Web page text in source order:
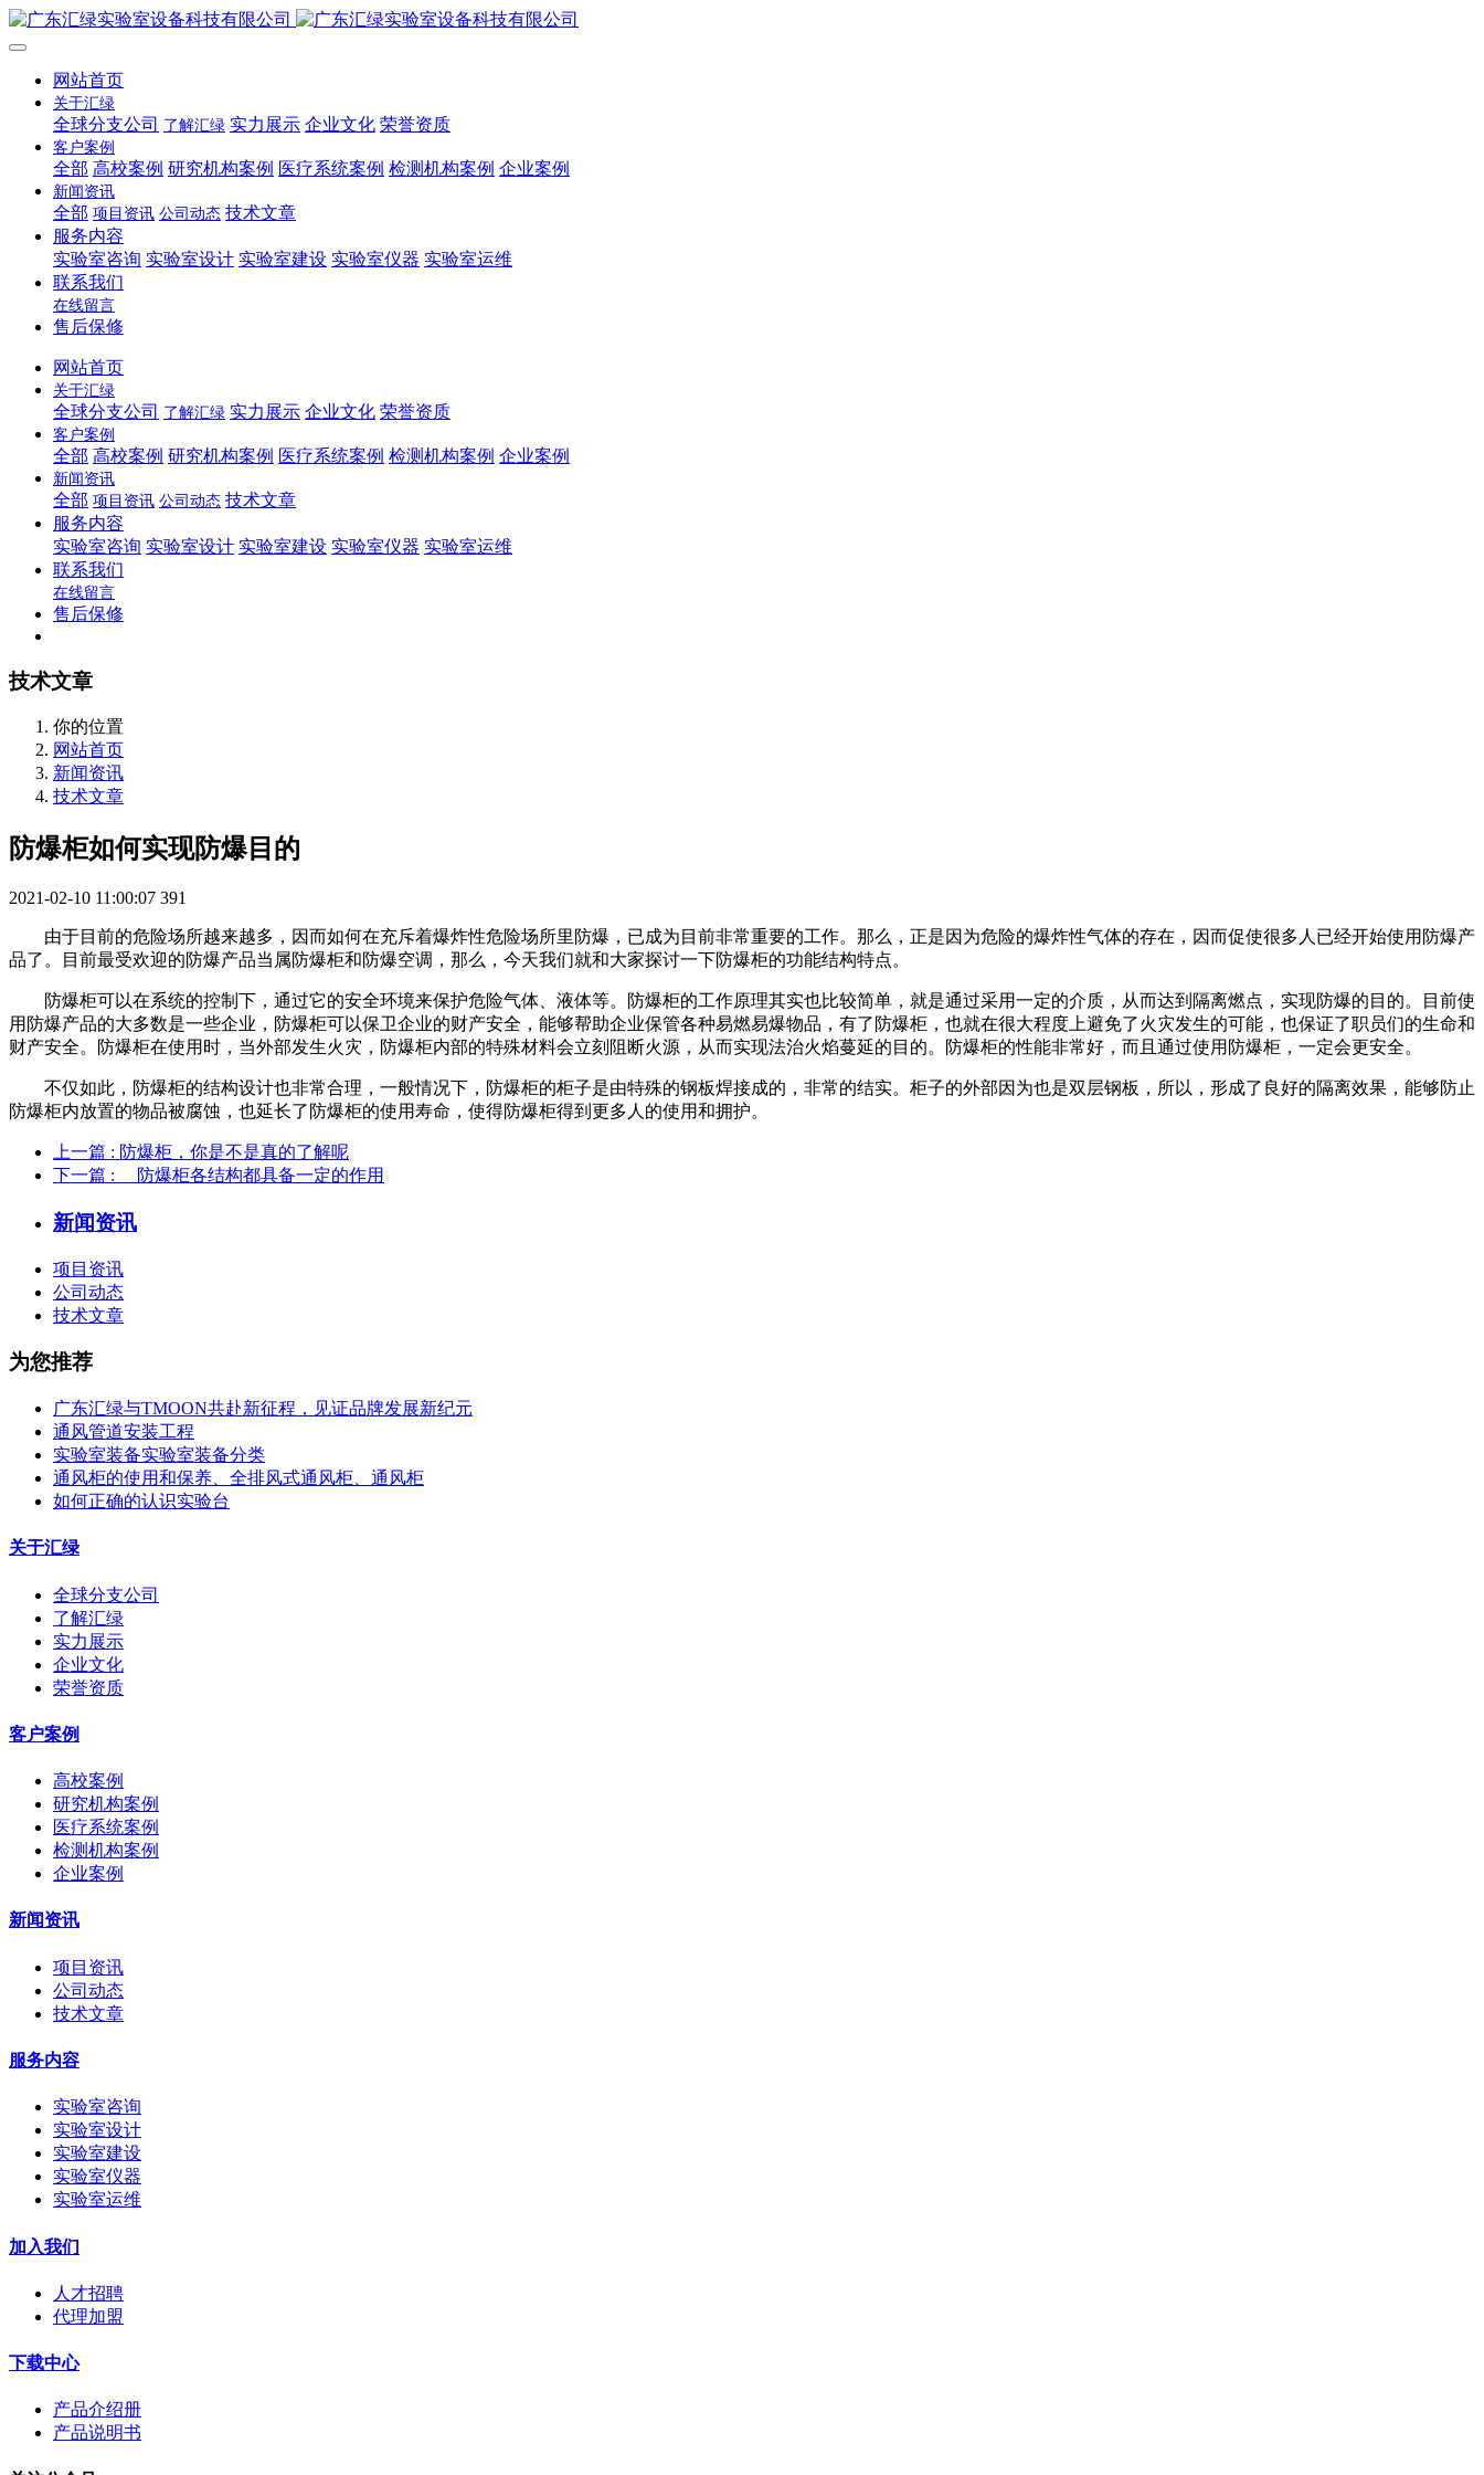
网站首页
关于汇绿
全球分支公司 了解汇绿 实力展示 企业文化 荣誉资质
客户案例
全部 高校案例 研究机构案例 医疗系统案例 检测机构案例 企业案例
新闻资讯
全部 项目资讯 公司动态 技术文章
服务内容
实验室咨询 实验室设计 实验室建设 实验室仪器 实验室运维
联系我们
在线留言
售后保修
网站首页
关于汇绿
全球分支公司 了解汇绿 实力展示 企业文化 荣誉资质
客户案例
全部 高校案例 研究机构案例 医疗系统案例 检测机构案例 企业案例
新闻资讯
全部 项目资讯 公司动态 技术文章
服务内容
实验室咨询 实验室设计 实验室建设 实验室仪器 实验室运维
联系我们
在线留言
售后保修
技术文章
你的位置
网站首页
新闻资讯
技术文章
防爆柜如何实现防爆目的
2021-02-10 11:00:07 391
由于目前的危险场所越来越多，因而如何在充斥着爆炸性危险场所里防爆，已成为目前非常重要的工作。那么，正是因为危险的爆炸性气体的存在，因而促使很多人已经开始使用防爆产
品了。目前最受欢迎的防爆产品当属防爆柜和防爆空调，那么，今天我们就和大家探讨一下防爆柜的功能结构特点。
防爆柜可以在系统的控制下，通过它的安全环境来保护危险气体、液体等。防爆柜的工作原理其实也比较简单，就是通过采用一定的介质，从而达到隔离燃点，实现防爆的目的。目前使
用防爆产品的大多数是一些企业，防爆柜可以保卫企业的财产安全，能够帮助企业保管各种易燃易爆物品，有了防爆柜，也就在很大程度上避免了火灾发生的可能，也保证了职员们的生命和
财产安全。防爆柜在使用时，当外部发生火灾，防爆柜内部的特殊材料会立刻阻断火源，从而实现法治火焰蔓延的目的。防爆柜的性能非常好，而且通过使用防爆柜，一定会更安全。
不仅如此，防爆柜的结构设计也非常合理，一般情况下，防爆柜的柜子是由特殊的钢板焊接成的，非常的结实。柜子的外部因为也是双层钢板，所以，形成了良好的隔离效果，能够防止
防爆柜内放置的物品被腐蚀，也延长了防爆柜的使用寿命，使得防爆柜得到更多人的使用和拥护。
上一篇 : 防爆柜，你是不是真的了解呢
下一篇 : 防爆柜各结构都具备一定的作用
新闻资讯
项目资讯
公司动态
技术文章
为您推荐
广东汇绿与TMOON共赴新征程，见证品牌发展新纪元
通风管道安装工程
实验室装备实验室装备分类
通风柜的使用和保养、全排风式通风柜、通风柜
如何正确的认识实验台
关于汇绿
全球分支公司
了解汇绿
实力展示
企业文化
荣誉资质
客户案例
高校案例
研究机构案例
医疗系统案例
检测机构案例
企业案例
新闻资讯
项目资讯
公司动态
技术文章
服务内容
实验室咨询
实验室设计
实验室建设
实验室仪器
实验室运维
加入我们
人才招聘
代理加盟
下载中心
产品介绍册
产品说明书